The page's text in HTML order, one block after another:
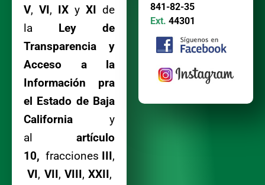
V, VI , IX y XI
de
la
Ley de
Transparencia y
Acceso a la
Información pra
el Estado de Baja
California y
al artículo
10, fracciones
,
VI , VII , VIII , XXII ,
841-82-35
Ext. 44301